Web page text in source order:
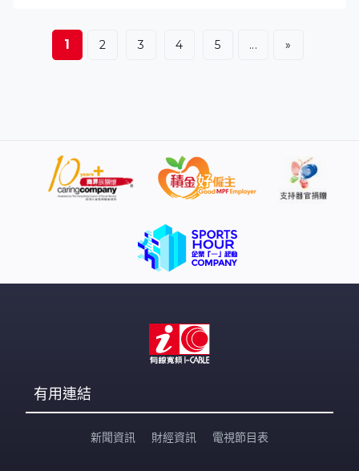
已經被擔保回購市場達4.5萬億美元的成交，取代市場地
位。 若果棄用聯邦基金利率，應用哪一個利率替代，華爾
局政策工具，例如公開市場操作有高度兼容性，能更有效
直接傳導息率變動的效果。 高盛、富國銀行，以及加拿大
皇家銀行等多數分析師，都支持洛根，認為「TGCR」是首
例如貨幣市場基金的動態。不過美銀同花旗等分析師則更
傾向以「SOFR」，即「有擔保隔夜融資利率」取替，理由
是其擁有成熟的衍生產品市場，並且能夠同時反映包括槓
桿借貸的融資情況，不過缺點是，利率波動較「TGCR」
1 2 3 4 5 ... »
有用連結
新聞資訊 財經資訊 電視節目表